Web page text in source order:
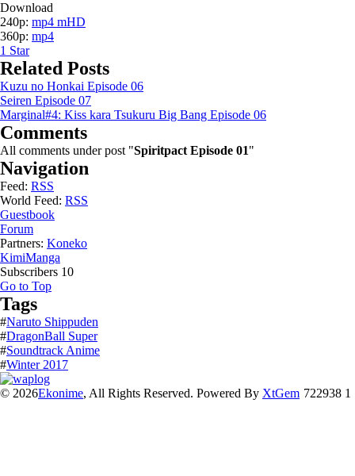
Download
240p: mp4 mHD
360p: mp4
1 Star
Related Posts
Kuzu no Honkai Episode 06
Seiren Episode 07
Marginal#4: Kiss kara Tsukuru Big Bang Episode 06
Comments
All comments under post "Spiritpact Episode 01"
Navigation
Feed: RSS
World Feed: RSS
Guestbook
Forum
Partners: Koneko
KimiManga
Subscribers 10
Go to Top
Tags
#Naruto Shippuden
#DragonBall Super
#Soundtrack Anime
#Winter 2017
© 2026Ekonime, All Rights Reserved. Powered By XtGem 722938 1